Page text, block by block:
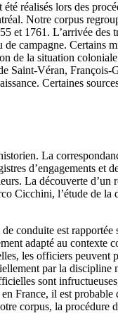
réalisés lors des
Notre corpus
1761. L’arrivée
campagne. Certains
de la situation
Véran,
Certaines
La
d’engagements
La découverte
Cicchini, l’étude de la
conduite est
adapté au
les officiers
par la
sont
France, il est
corpus, la procédure